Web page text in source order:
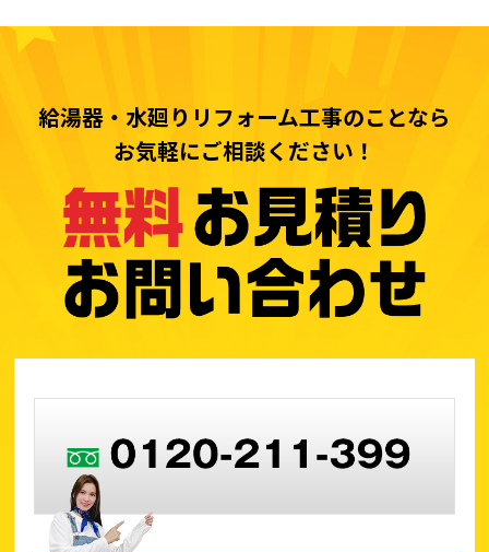
給湯器・水廻りリフォーム工事のことなら
お気軽にご相談ください！